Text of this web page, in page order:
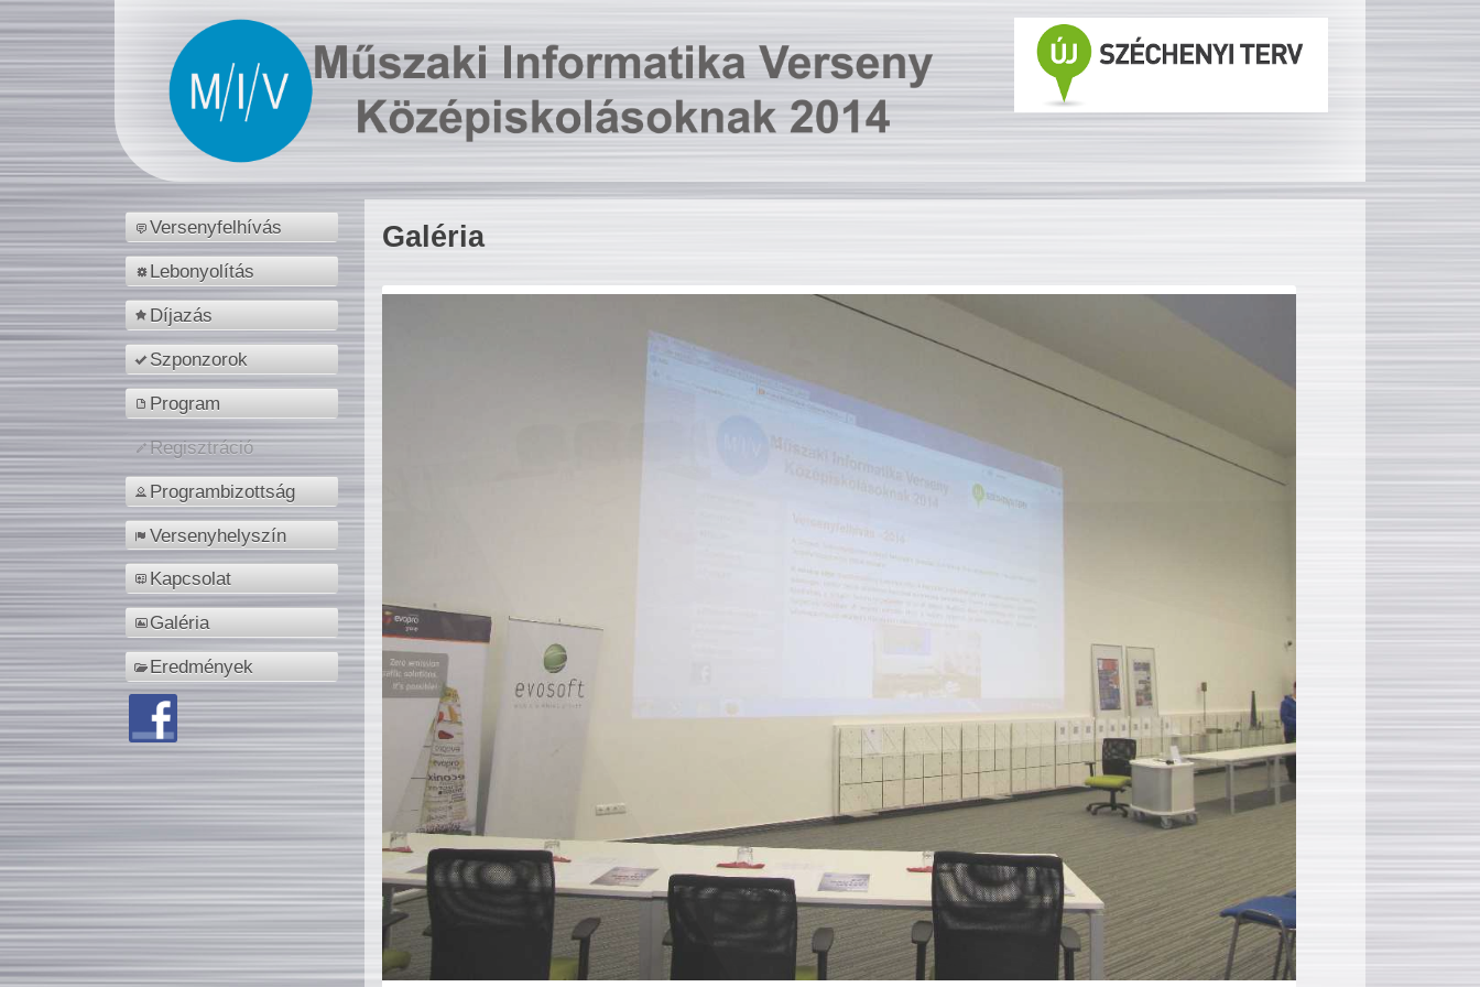
Versenyfelhívás
Lebonyolítás
Díjazás
Szponzorok
Program
Regisztráció
Programbizottság
Versenyhelyszín
Kapcsolat
Galéria
Eredmények
Galéria